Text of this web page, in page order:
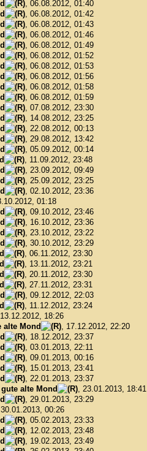
, 06.08.2012, 01:40
, 06.08.2012, 01:42
, 06.08.2012, 01:43
, 06.08.2012, 01:46
, 06.08.2012, 01:49
, 06.08.2012, 01:52
, 06.08.2012, 01:53
, 06.08.2012, 01:56
, 06.08.2012, 01:58
, 06.08.2012, 01:59
, 07.08.2012, 23:30
, 14.08.2012, 23:25
, 22.08.2012, 00:13
, 29.08.2012, 13:42
, 05.09.2012, 00:14
, 11.09.2012, 23:48
, 23.09.2012, 09:49
, 25.09.2012, 23:25
, 02.10.2012, 23:36
01:18
, 09.10.2012, 23:46
, 16.10.2012, 23:36
, 23.10.2012, 23:22
, 30.10.2012, 23:29
, 06.11.2012, 23:30
, 13.11.2012, 23:21
, 20.11.2012, 23:30
, 27.11.2012, 23:31
, 09.12.2012, 22:03
, 11.12.2012, 23:24
18:26
alte Mond
, 17.12.2012, 22:20
, 18.12.2012, 23:37
, 03.01.2013, 22:11
, 09.01.2013, 00:16
, 15.01.2013, 23:41
, 22.01.2013, 23:37
gute alte Mond
, 23.01.2013, 18:41
, 29.01.2013, 23:29
00:26
, 05.02.2013, 23:33
, 12.02.2013, 23:48
, 19.02.2013, 23:49